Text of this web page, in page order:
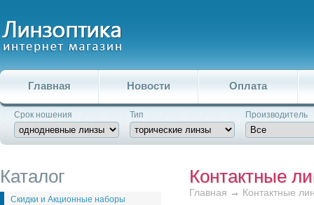
Главная Новости Оплата
Срок ношения Тип Производитель
Каталог
Скидки и Акционные наборы
Контактные
Главная → Контактные